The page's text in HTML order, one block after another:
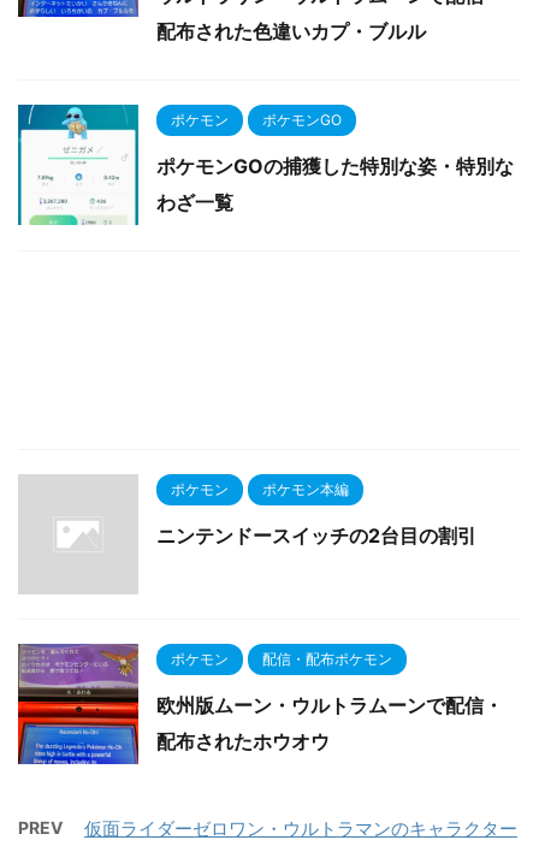
配布された色違いカプ・ブルル
ポケモン ポケモンGO
ポケモンGOの捕獲した特別な姿・特別な
わざ一覧
ポケモン ポケモン本編
ニンテンドースイッチの2台目の割引
ポケモン 配信・配布ポケモン
欧州版ムーン・ウルトラムーンで配信・
配布されたホウオウ
PREV
仮面ライダーゼロワン・ウルトラマンのキャラクター